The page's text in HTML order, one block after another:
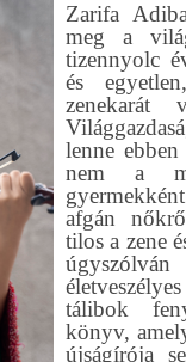
Zarifa
meg a
tizennyolc
és
zenekarát
lenne
nem a
afgán
tilos a zene
tálibok
könyv,
újságírója